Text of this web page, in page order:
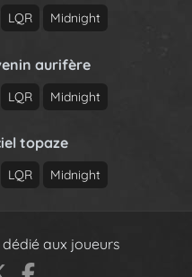
LQR Midnight
aurifère
LQR Midnight
topaze
LQR Midnight
aux joueurs